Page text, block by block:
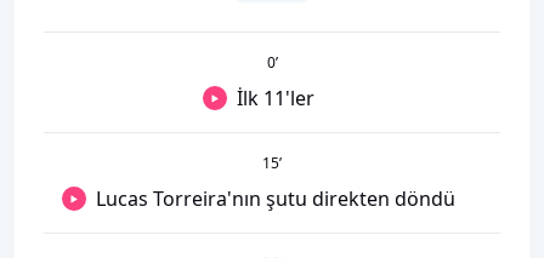
0’
İlk 11'ler
15’
Lucas Torreira'nın şutu direkten döndü